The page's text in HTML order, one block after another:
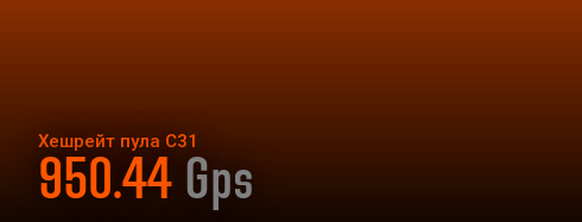
Хешрейт пула C31
950.44 Gps